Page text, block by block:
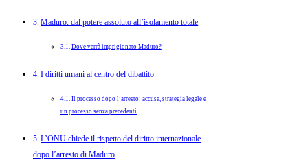
Maduro: dal potere assoluto all’isolamento totale
Dove verrà imprigionato Maduro?
I diritti umani al centro del dibattito
Il processo dopo l’arresto: accuse, strategia legale e
un processo senza precedenti
L’ONU chiede il rispetto del diritto internazionale
dopo l’arresto di Maduro